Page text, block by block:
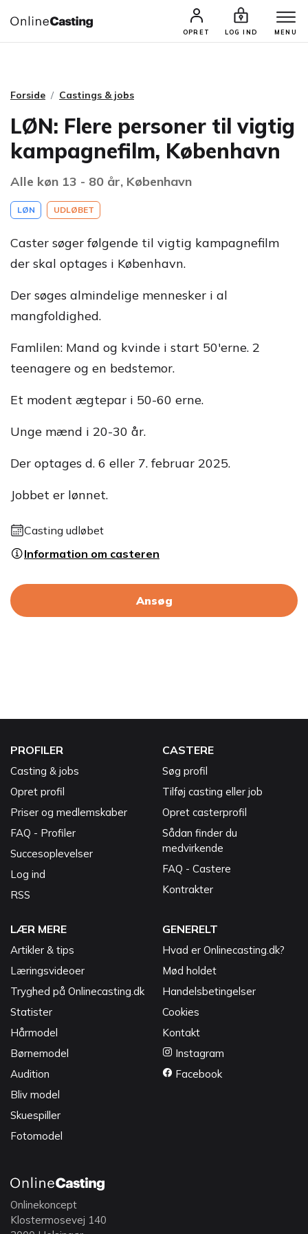
OPRET LOG IND MENU
CASTINGS & JOBS SØG PROFIL
Forside Castings & jobs
LØN: Flere personer til vigtig
kampagnefilm, København
Alle køn 13 - 80 år, København
LØN UDLØBET
Caster søger følgende til vigtig kampagnefilm
der skal optages i København.
Der søges almindelige mennesker i al
mangfoldighed.
Famlilen: Mand og kvinde i start 50'erne. 2
teenagere og en bedstemor.
Et modent ægtepar i 50-60 erne.
Unge mænd i 20-30 år.
Der optages d. 6 eller 7. februar 2025.
Jobbet er lønnet.
Casting udløbet
Information om casteren
Ansøg
PROFILER
Casting & jobs
Opret profil
Priser og medlemskaber
FAQ - Profiler
Succesoplevelser
Log ind
RSS
CASTERE
Søg profil
Tilføj casting eller job
Opret casterprofil
Sådan finder du
medvirkende
FAQ - Castere
Kontrakter
LÆR MERE
Artikler & tips
Læringsvideoer
Tryghed på Onlinecasting.dk
Statister
Hårmodel
Børnemodel
Audition
Bliv model
Skuespiller
Fotomodel
GENERELT
Hvad er Onlinecasting.dk?
Mød holdet
Handelsbetingelser
Cookies
Kontakt
Instagram
Facebook
Onlinekoncept
Klostermosevej 140